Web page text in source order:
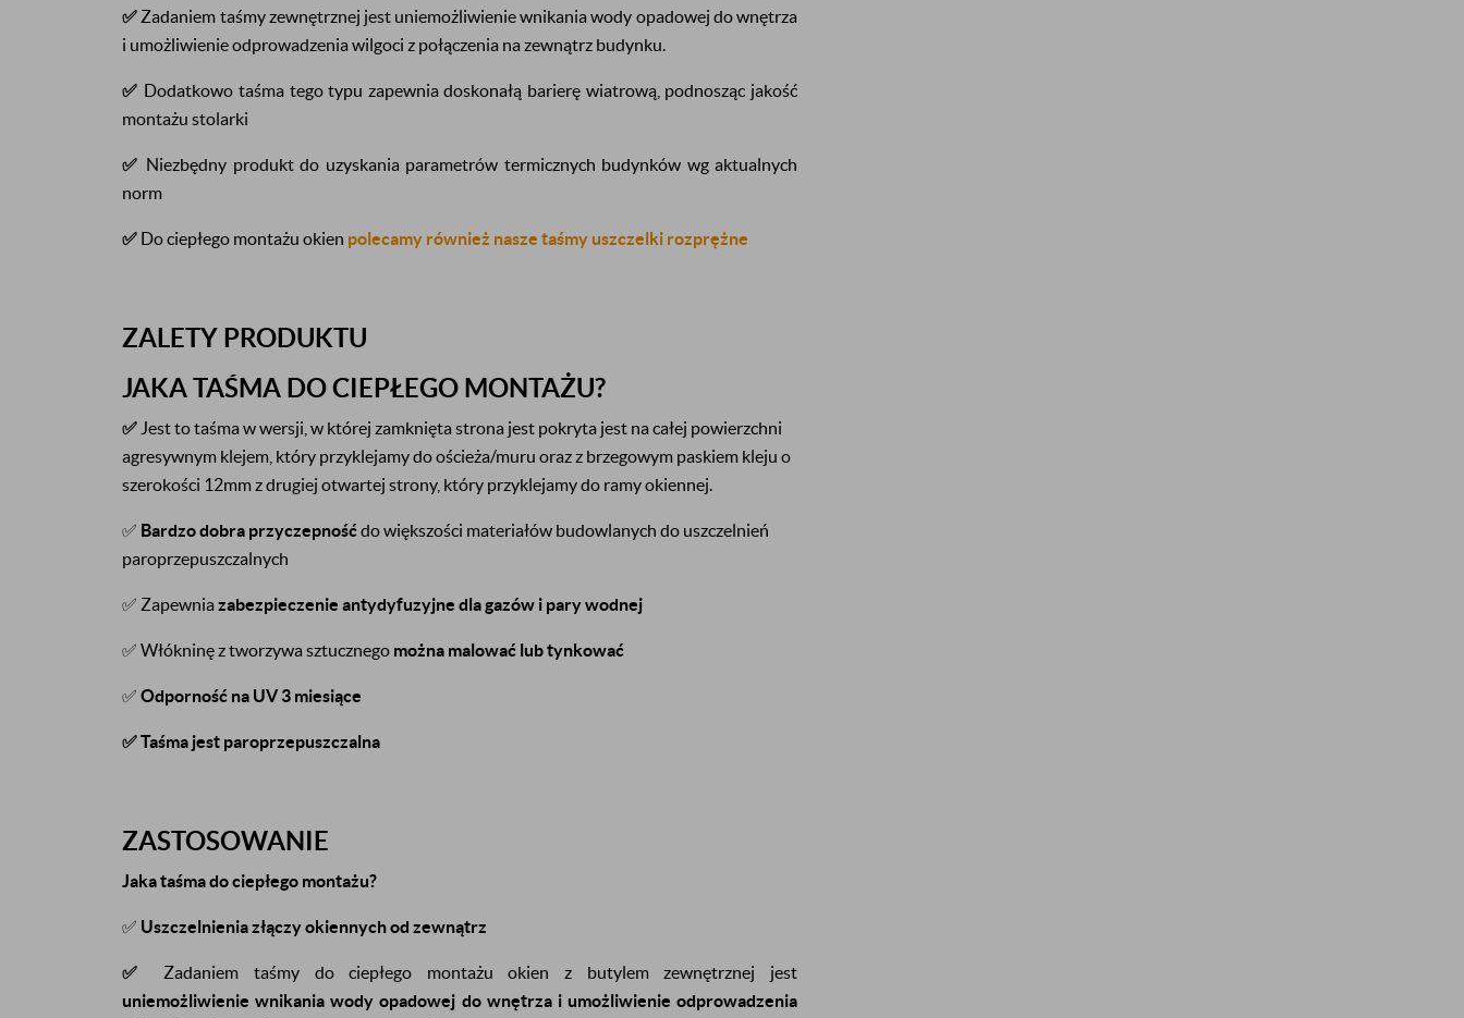
✅ Zadaniem taśmy zewnętrznej jest uniemożliwienie wnikania wody opadowej do wnętrza
i umożliwienie odprowadzenia wilgoci z połączenia na zewnątrz budynku.
✅ Dodatkowo taśma tego typu zapewnia doskonałą barierę wiatrową, podnosząc jakość
montażu stolarki
✅ Niezbędny produkt do uzyskania parametrów termicznych budynków wg aktualnych
norm
✅ Do ciepłego montażu okien polecamy również nasze taśmy uszczelki rozprężne
ZALETY PRODUKTU
JAKA TAŚMA DO CIEPŁEGO MONTAŻU?
✅ Jest to taśma w wersji, w której zamknięta strona jest pokryta jest na całej powierzchni
agresywnym klejem, który przyklejamy do ościeża/muru oraz z brzegowym paskiem kleju o
szerokości 12mm z drugiej otwartej strony, który przyklejamy do ramy okiennej.
✅ Bardzo dobra przyczepnośćdo większości materiałów budowlanych do uszczelnień
paroprzepuszczalnych
✅ Zapewnia zabezpieczenie antydyfuzyjne dla gazów i pary wodnej
✅ Włókninę z tworzywa sztucznego można malować lub tynkować
✅ Odporność na UV 3 miesiące
✅ Taśma jest paroprzepuszczalna
ZASTOSOWANIE
Jaka taśma do ciepłego montażu?
✅ Uszczelnienia złączy okiennych od zewnątrz
✅
Zadaniem taśmy do ciepłego montażu okien z butylem zewnętrznej jest
uniemożliwienie wnikania wody opadowej do wnętrza i umożliwienie odprowadzenia